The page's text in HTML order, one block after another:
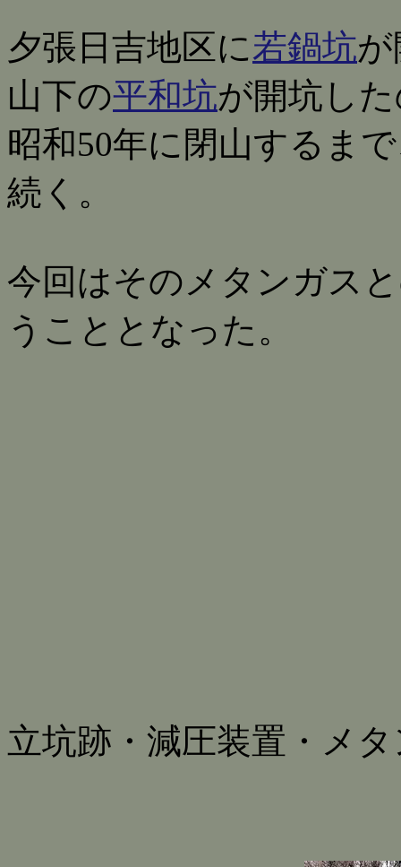
夕張日吉地区に若鍋坑
山下の平和坑が開坑し
昭和50年に閉山するま
続く。
今回はそのメタンガス
うこととなった。
立坑跡・減圧装置・メ